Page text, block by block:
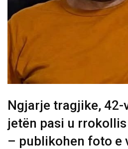
Ngjarje tragjike,
jetën pasi u
– publikohen foto e